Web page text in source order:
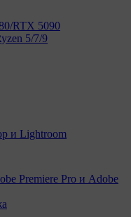
RTX 5090
5/7/9
и Lightroom
Premiere Pro и Adobe